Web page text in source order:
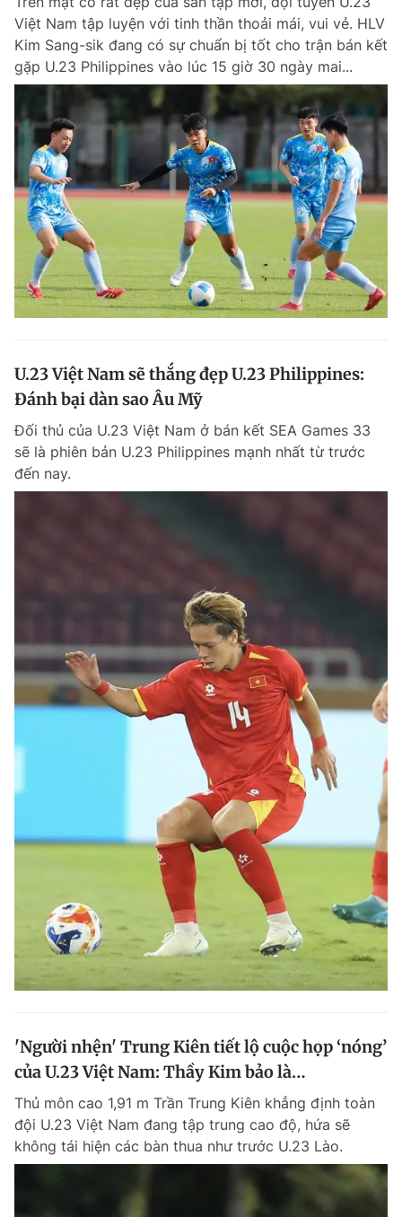
Việt Nam tập luyện với tinh thần thoải mái, vui vẻ. HLV
Kim Sang-sik đang có sự chuẩn bị tốt cho trận bán kết
gặp U.23 Philippines vào lúc 15 giờ 30 ngày mai...
U.23 Việt Nam sẽ thắng đẹp U.23 Philippines:
Đánh bại dàn sao Âu Mỹ
Đối thủ của U.23 Việt Nam ở bán kết SEA Games 33
sẽ là phiên bản U.23 Philippines mạnh nhất từ trước
đến nay.
'Người nhện' Trung Kiên tiết lộ cuộc họp ‘nóng’
của U.23 Việt Nam: Thầy Kim bảo là…
Thủ môn cao 1,91 m Trần Trung Kiên khẳng định toàn
đội U.23 Việt Nam đang tập trung cao độ, hứa sẽ
không tái hiện các bàn thua như trước U.23 Lào.